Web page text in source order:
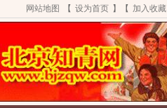
网站地图 【 设为首页 】【 加入收藏